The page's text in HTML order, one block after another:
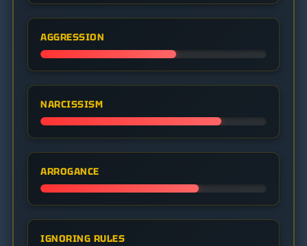
AGGRESSION
NARCISSISM
ARROGANCE
IGNORING RULES